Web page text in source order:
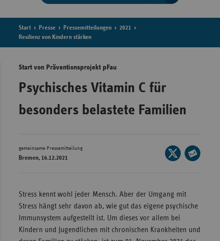
der
Start Presse Pressemitteilungen
2021
Resilienz von Kindern stärken
Start von Präventionsprojekt pFau
Psychisches Vitamin C für
besonders belastete Familien
gemeinsame Pressemitteilung
Bremen, 16.12.2021
Seite
auf
Stress kennt wohl jeder Mensch. Aber der Umgang mit
Stress hängt sehr davon ab, wie gut das eigene psychische
Immunsystem aufgestellt ist. Um dieses vor allem bei
Kindern und Jugendlichen mit chronischen Krankheiten und